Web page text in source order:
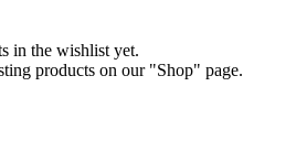
in the wishlist yet.
products on our "Shop" page.